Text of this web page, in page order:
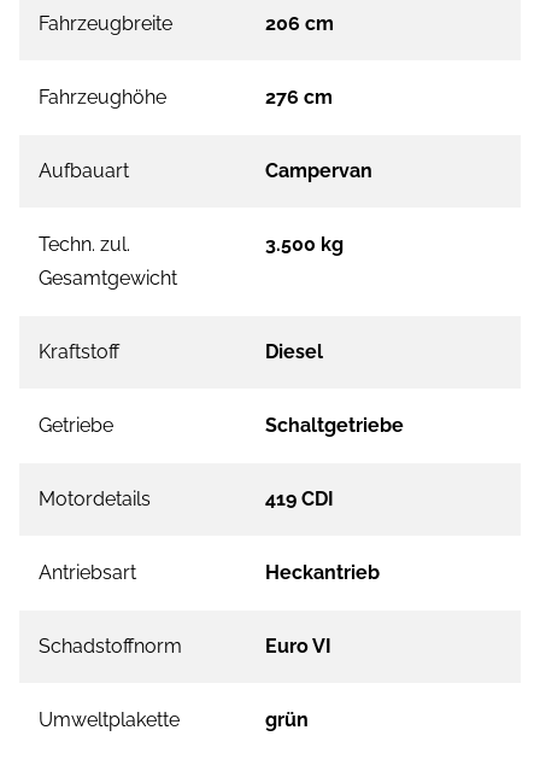
Fahrzeugbreite 206 cm
Fahrzeughöhe 276 cm
Aufbauart Campervan
Techn. zul.
Gesamtgewicht
3.500 kg
Kraftstoff Diesel
Getriebe Schaltgetriebe
Motordetails 419 CDI
Antriebsart Heckantrieb
Schadstoffnorm Euro VI
Umweltplakette grün